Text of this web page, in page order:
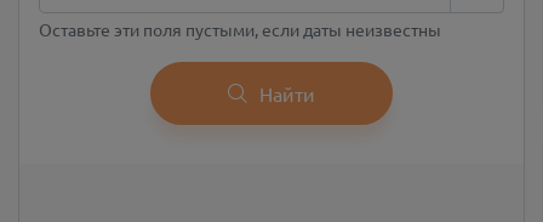
Оставьте эти поля пустыми, если даты неизвестны
Найти